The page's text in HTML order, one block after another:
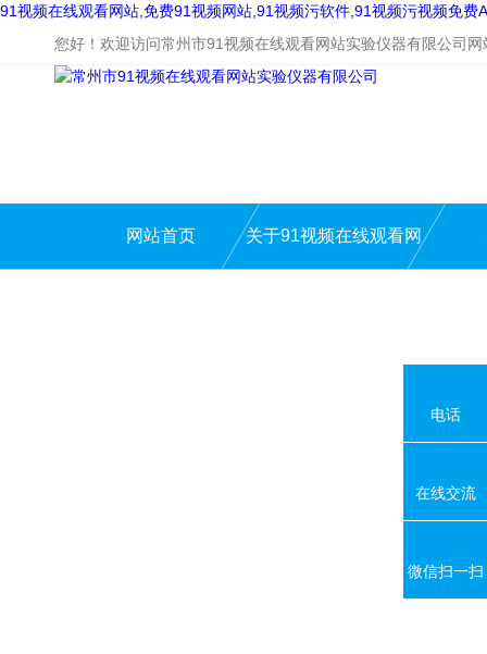
91视频在线观看网站,免费91视频网站,91视频污软件,91视频污视频免费
您好！欢迎访问常州市91视频在线观看网站实验仪器有限公司网
网站首页 关于91视频在线观看网
电话
在线交流
微信扫一扫